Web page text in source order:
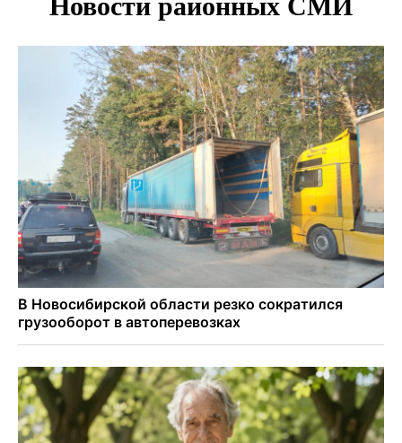
Площадки для контроля перегруза начали строить на
Дольщики долгостроя на Титова в Новосибирске
получили ключи от квартир
Доля рыночной ипотеки в России превысила 50% по
итогам июля 2026 года